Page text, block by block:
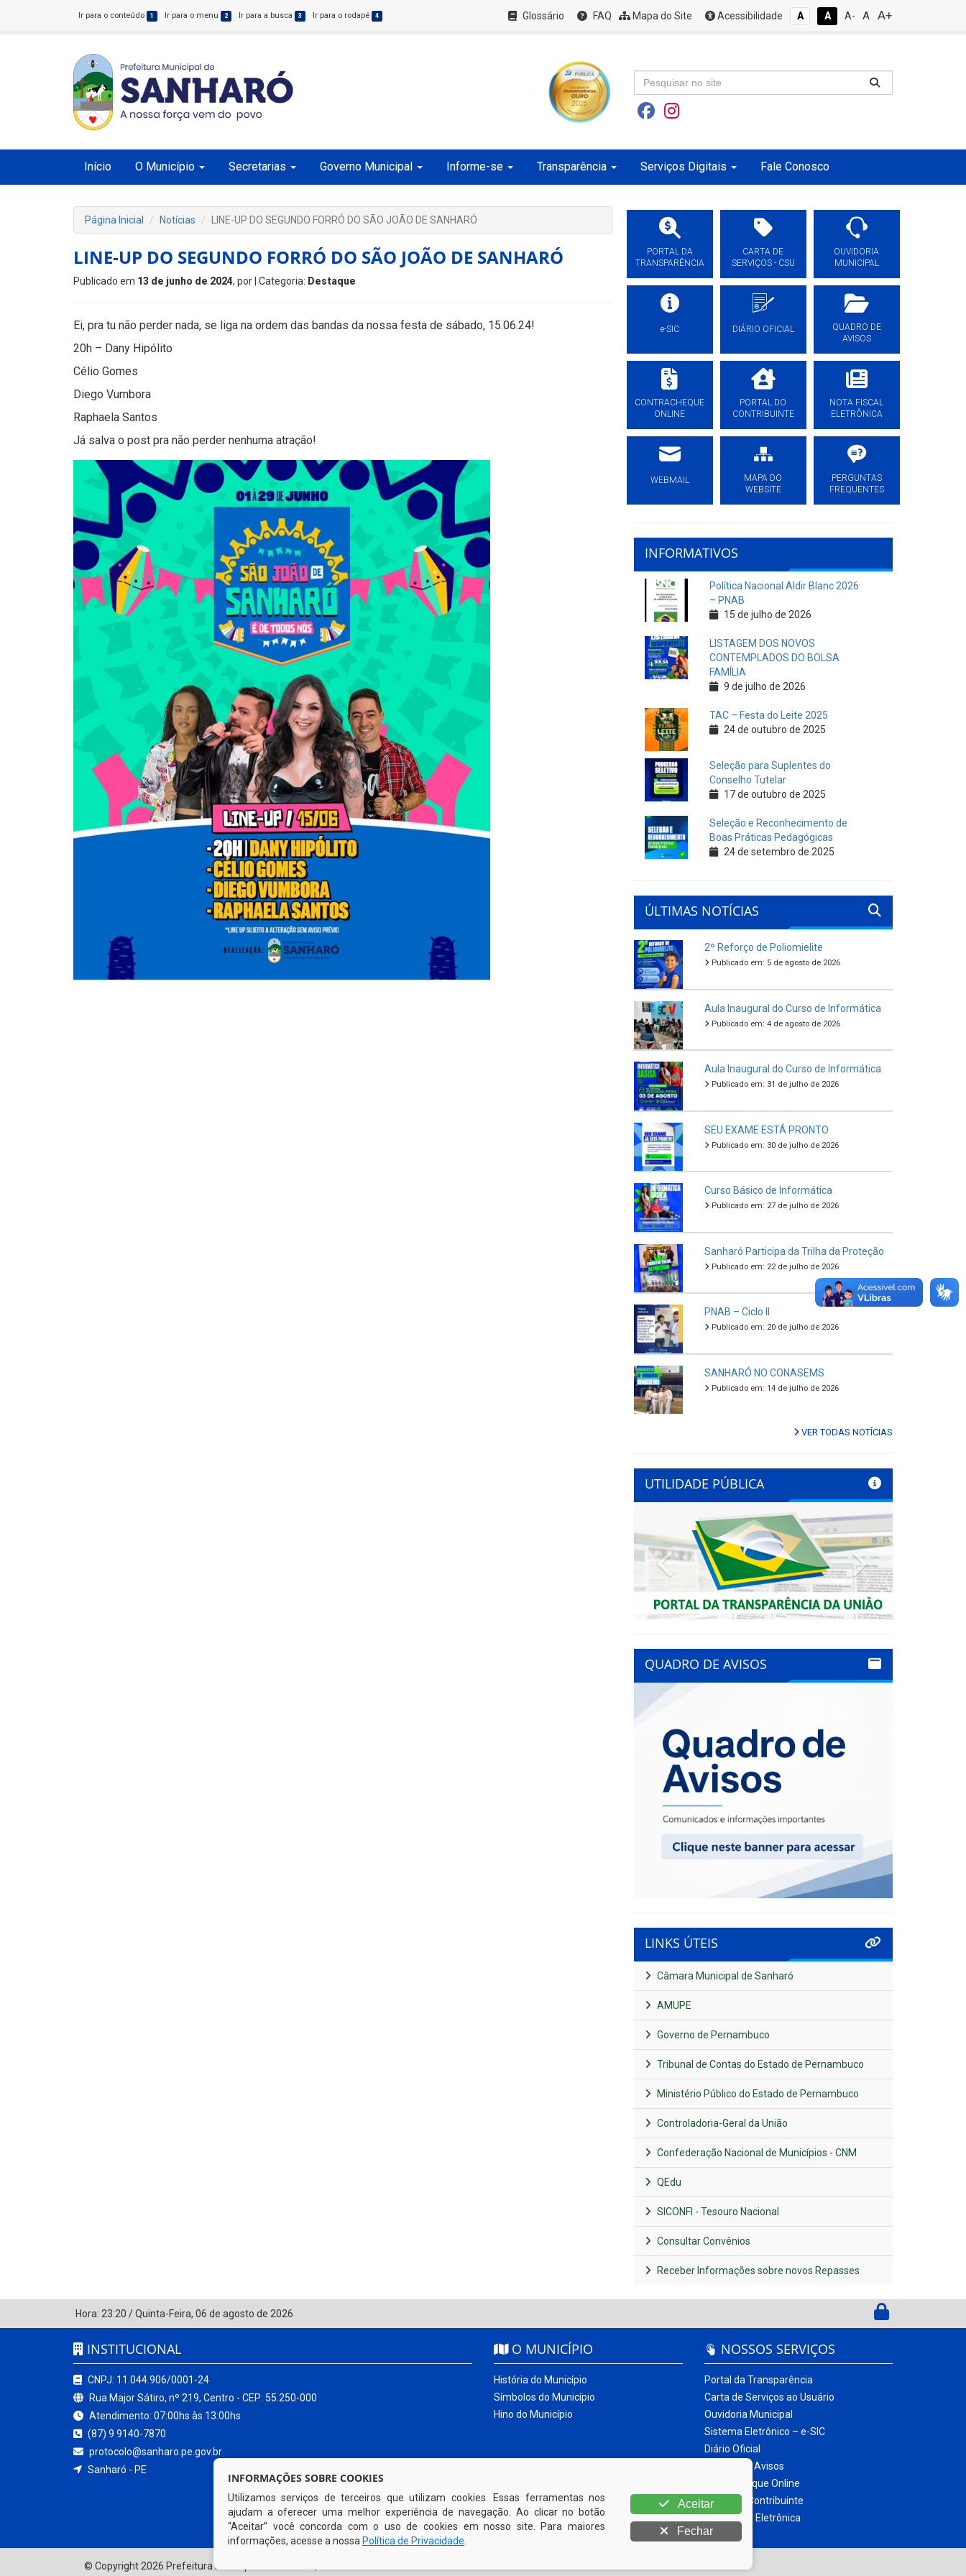
Ir para o conteúdo 1 Ir para o menu 2 Ir para a busca 3 Ir para o rodapé 4 Glossário FAQ Mapa do Site Acessibilidade A A A- A A+
Início O Município Secretarias Governo Municipal Informe-se Transparência Serviços Digitais Fale Conosco
Página Inicial Notícias LINE-UP DO SEGUNDO FORRÓ DO SÃO JOÃO DE SANHARÓ
LINE-UP DO SEGUNDO FORRÓ DO SÃO JOÃO DE SANHARÓ
Publicado em 13 de junho de 2024, por | Categoria: Destaque
Ei, pra tu não perder nada, se liga na ordem das bandas da nossa festa de sábado, 15.06.24!
20h – Dany Hipólito
Célio Gomes
Diego Vumbora
Raphaela Santos
Já salva o post pra não perder nenhuma atração!
PORTAL DA
TRANSPARÊNCIA
CARTA DE
SERVIÇOS - CSU
OUVIDORIA
MUNICIPAL
e-SIC DIÁRIO OFICIAL
QUADRO DE
AVISOS
CONTRACHEQUE
ONLINE
PORTAL DO
CONTRIBUINTE
NOTA FISCAL
ELETRÔNICA
WEBMAIL
MAPA DO
WEBSITE
PERGUNTAS
FREQUENTES
INFORMATIVOS
Política Nacional Aldir Blanc 2026
– PNAB
15 de julho de 2026
LISTAGEM DOS NOVOS
CONTEMPLADOS DO BOLSA
FAMÍLIA
9 de julho de 2026
TAC – Festa do Leite 2025
24 de outubro de 2025
Seleção para Suplentes do
Conselho Tutelar
17 de outubro de 2025
Seleção e Reconhecimento de
Boas Práticas Pedagógicas
24 de setembro de 2025
ÚLTIMAS NOTÍCIAS
2º Reforço de Poliomielite
Publicado em: 5 de agosto de 2026
Aula Inaugural do Curso de Informática
Publicado em: 4 de agosto de 2026
Aula Inaugural do Curso de Informática
Publicado em: 31 de julho de 2026
SEU EXAME ESTÁ PRONTO
Publicado em: 30 de julho de 2026
Curso Básico de Informática
Publicado em: 27 de julho de 2026
Sanharó Participa da Trilha da Proteção
Publicado em: 22 de julho de 2026
PNAB – Ciclo II
Publicado em: 20 de julho de 2026
SANHARÓ NO CONASEMS
Publicado em: 14 de julho de 2026
VER TODAS NOTÍCIAS
UTILIDADE PÚBLICA
Previous Next
QUADRO DE AVISOS
LINKS ÚTEIS
Câmara Municipal de Sanharó
AMUPE
Governo de Pernambuco
Tribunal de Contas do Estado de Pernambuco
Ministério Público do Estado de Pernambuco
Controladoria-Geral da União
Confederação Nacional de Municípios - CNM
QEdu
SICONFI - Tesouro Nacional
Consultar Convênios
Receber Informações sobre novos Repasses
Hora: 23:20 /Quinta-Feira, 06 de agosto de 2026
INSTITUCIONAL
CNPJ: 11.044.906/0001-24
Rua Major Sátiro, nº 219, Centro - CEP: 55.250-000
Atendimento: 07:00hs às 13:00hs
(87) 9 9140-7870
protocolo@sanharo.pe.gov.br
Sanharó - PE
O MUNICÍPIO
História do Município
Símbolos do Município
Hino do Município
NOSSOS SERVIÇOS
Portal da Transparência
Carta de Serviços ao Usuário
Ouvidoria Municipal
Sistema Eletrônico – e-SIC
Diário Oficial
Quadro de Avisos
Contracheque Online
Portal do Contribuinte
Nota Fiscal Eletrônica
© Copyright 2026 Prefeitura Municipal de Sanharó | Todos os direitos reservados
INFORMAÇÕES SOBRE COOKIES
Utilizamos serviços de terceiros que utilizam cookies. Essas ferramentas nos
ajudam a oferecer uma melhor experiência de navegação. Ao clicar no botão
“Aceitar” você concorda com o uso de cookies em nosso site. Para maiores
informações, acesse a nossa Política de Privacidade
Aceitar
Fechar